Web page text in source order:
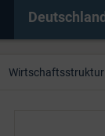
Deutschland